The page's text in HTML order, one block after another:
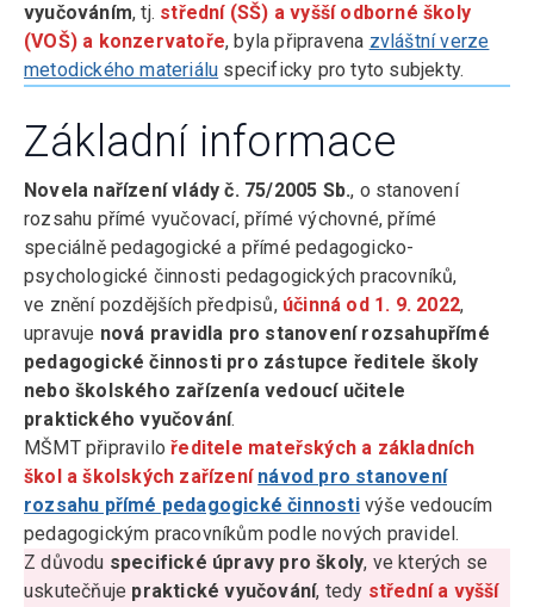
vyučováním, tj. střední (SŠ) a vyšší odborné školy
(VOŠ) a konzervatoře, byla připravena zvláštní verze
metodického materiálu specificky pro tyto subjekty.
Základní informace
Novela nařízení vlády č. 75/2005 Sb., o stanovení
rozsahu přímé vyučovací, přímé výchovné, přímé
speciálně pedagogické a přímé pedagogicko-
psychologické činnosti pedagogických pracovníků,
ve znění pozdějších předpisů, účinná od 1. 9. 2022,
upravuje nová pravidla pro stanovení rozsahupřímé
pedagogické činnosti pro zástupce ředitele školy
nebo školského zařízenía vedoucí učitele
praktického vyučování.
MŠMT připraviloředitele mateřských a základních
škol a školských zařízení návod pro stanovení
rozsahu přímé pedagogické činnostivýše vedoucím
pedagogickým pracovníkům podle nových pravidel.
Z důvodu specifické úpravy pro školy, ve kterých se
uskutečňuje praktické vyučování, tedy střední a vyšší